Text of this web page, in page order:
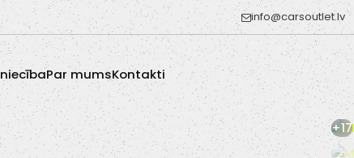
info@carsoutlet.lv
Par mumsKontakti
+17